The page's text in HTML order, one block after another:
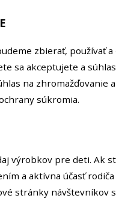
zbierať, používať
sa akceptujete a
na zhromažďovanie
súkromia.
výrobkov pre deti. Ak
a aktívna účasť
stránky návštevníkov